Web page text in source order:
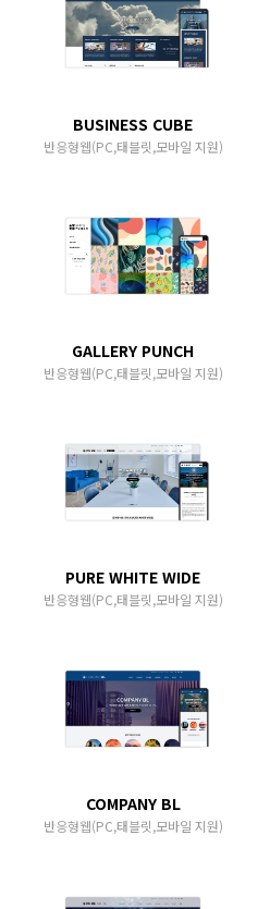
BUSINESS CUBE
반응형웹(PC,태블릿,모바일 지원)
GALLERY PUNCH
반응형웹(PC,태블릿,모바일 지원)
PURE WHITE WIDE
반응형웹(PC,태블릿,모바일 지원)
COMPANY BL
반응형웹(PC,태블릿,모바일 지원)